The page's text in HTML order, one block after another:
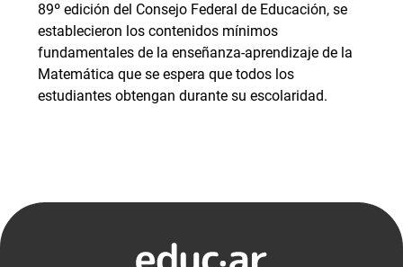
89º edición del Consejo Federal de Educación, se
establecieron los contenidos mínimos
fundamentales de la enseñanza-aprendizaje de la
Matemática que se espera que todos los
estudiantes obtengan durante su escolaridad.